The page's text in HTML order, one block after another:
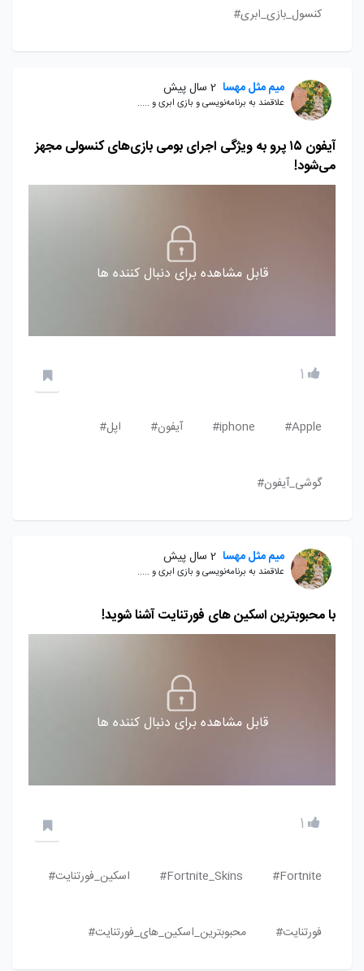
کنسول_بازی_ابری#
میم مثل مهسا 2 سال پیش
علاقمند به برنامه‌نویسی و بازی ابری و .....
آیفون ۱۵ پرو به ویژگی اجرای بومی بازی‌های کنسولی مجهز
می‌شود!
قابل مشاهده برای دنبال کننده ها
1
Apple#
iphone# آیفون# اپل#
گوشی_آیفون#
میم مثل مهسا 2 سال پیش
علاقمند به برنامه‌نویسی و بازی ابری و .....
با محبوبترین اسکین‌ های فورتنایت آشنا شوید!
قابل مشاهده برای دنبال کننده ها
1
Fortnite#
Fortnite_Skins# اسکین_فورتنایت#
فورتنایت# محبوبترین_اسکین_های_فورتنایت#